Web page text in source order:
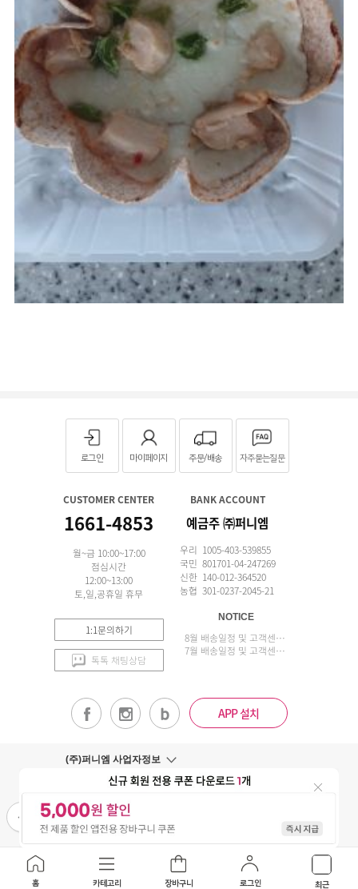
로그인 마이페이지 주문/배송 자주묻는질문
CUSTOMER CENTER
1661-4853
월~금 10:00~17:00
점심시간
12:00~13:00
토,일,공휴일 휴무
1:1문의하기
톡톡 채팅상담
BANK ACCOUNT
예금주 ㈜퍼니엠
우리 1005-403-539855
국민 801701-04-247269
신한 140-012-364520
농협 301-0237-2045-21
NOTICE
8월 배송일정 및 고객센터 업무 안내
7월 배송일정 및 고객센터 업무 안내
APP 설치
(주)퍼니엠 사업자정보
홈 카테고리 장바구니 로그인 최근